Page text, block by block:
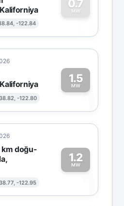
-122.84
0.7
MW
0
38.82, -122.80
1.5
MW1
doğu-
38.77, -122.95
1.2
MW
1